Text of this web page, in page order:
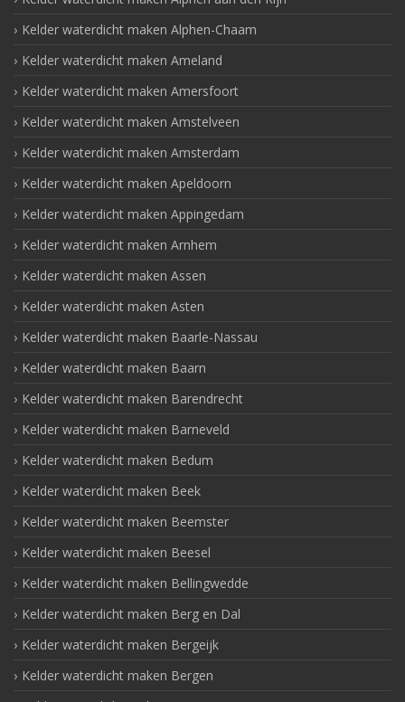
Kelder waterdicht maken Alphen-Chaam
Kelder waterdicht maken Ameland
Kelder waterdicht maken Amersfoort
Kelder waterdicht maken Amstelveen
Kelder waterdicht maken Amsterdam
Kelder waterdicht maken Apeldoorn
Kelder waterdicht maken Appingedam
Kelder waterdicht maken Arnhem
Kelder waterdicht maken Assen
Kelder waterdicht maken Asten
Kelder waterdicht maken Baarle-Nassau
Kelder waterdicht maken Baarn
Kelder waterdicht maken Barendrecht
Kelder waterdicht maken Barneveld
Kelder waterdicht maken Bedum
Kelder waterdicht maken Beek
Kelder waterdicht maken Beemster
Kelder waterdicht maken Beesel
Kelder waterdicht maken Bellingwedde
Kelder waterdicht maken Berg en Dal
Kelder waterdicht maken Bergeijk
Kelder waterdicht maken Bergen